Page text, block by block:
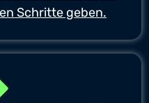
Schritte geben.